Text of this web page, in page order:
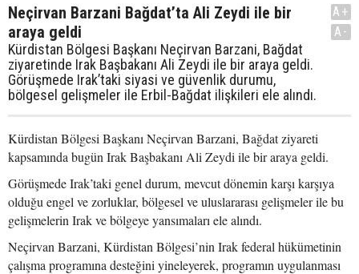
Neçirvan Barzani Bağdat’ta Ali Zeydi ile bir
araya geldi
Kürdistan Bölgesi Başkanı Neçirvan Barzani, Bağdat
ziyaretinde Irak Başbakanı Ali Zeydi ile bir araya geldi.
Görüşmede Irak’taki siyasi ve güvenlik durumu,
bölgesel gelişmeler ile Erbil-Bağdat ilişkileri ele alındı.
A+
A-
Kürdistan Bölgesi Başkanı Neçirvan Barzani, Bağdat ziyareti
kapsamında bugün Irak Başbakanı Ali Zeydi ile bir araya geldi.
Görüşmede Irak’taki genel durum, mevcut dönemin karşı karşıya
olduğu engel ve zorluklar, bölgesel ve uluslararası gelişmeler ile bu
gelişmelerin Irak ve bölgeye yansımaları ele alındı.
Neçirvan Barzani, Kürdistan Bölgesi’nin Irak federal hükümetinin
çalışma programına desteğini yineleyerek, programın uygulanması